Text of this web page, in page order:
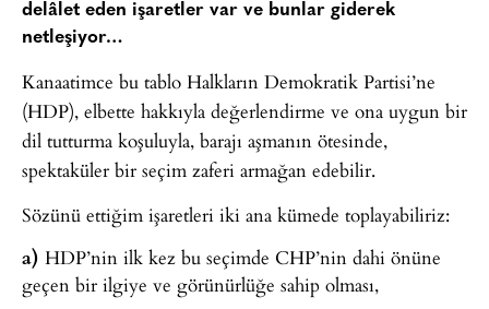
delâlet eden işaretler var ve bunlar giderek
netleşiyor…
Kanaatimce bu tablo Halkların Demokratik Partisi’ne
(HDP), elbette hakkıyla değerlendirme ve ona uygun bir
dil tutturma koşuluyla, barajı aşmanın ötesinde,
spektaküler bir seçim zaferi armağan edebilir.
Sözünü ettiğim işaretleri iki ana kümede toplayabiliriz:
a) HDP’nin ilk kez bu seçimde CHP’nin dahi önüne
geçen bir ilgiye ve görünürlüğe sahip olması,